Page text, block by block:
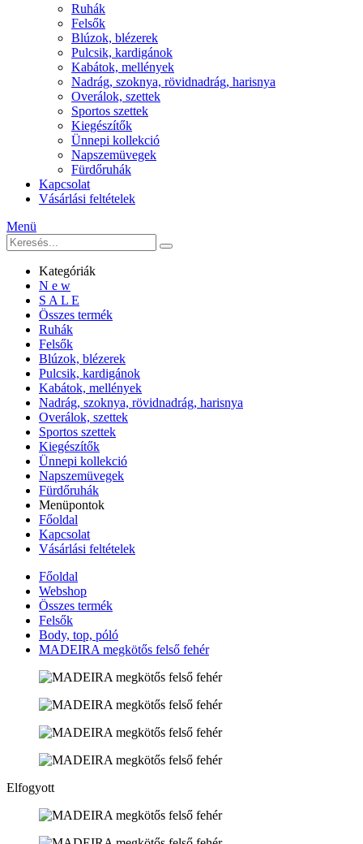
Ruhák
Felsők
Blúzok, blézerek
Pulcsik, kardigánok
Kabátok, mellények
Nadrág, szoknya, rövidnadrág, harisnya
Overálok, szettek
Sportos szettek
Kiegészítők
Ünnepi kollekció
Napszemüvegek
Fürdőruhák
Kapcsolat
Vásárlási feltételek
Menü
Kategóriák
N e w
S A L E
Összes termék
Ruhák
Felsők
Blúzok, blézerek
Pulcsik, kardigánok
Kabátok, mellények
Nadrág, szoknya, rövidnadrág, harisnya
Overálok, szettek
Sportos szettek
Kiegészítők
Ünnepi kollekció
Napszemüvegek
Fürdőruhák
Menüpontok
Főoldal
Kapcsolat
Vásárlási feltételek
Főoldal
Webshop
Összes termék
Felsők
Body, top, póló
MADEIRA megkötős felső fehér
Elfogyott